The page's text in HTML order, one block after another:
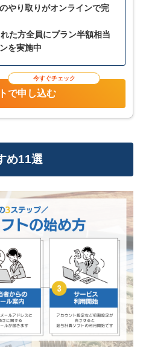
やり取りがオンラインで完
た方全員にプラン半額相当
を実施中
今すぐチェック
で申し込む
め11選